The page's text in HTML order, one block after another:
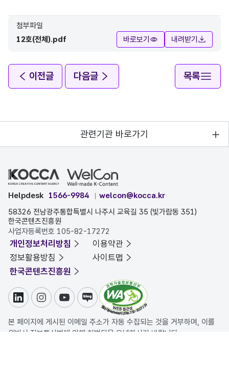
첨부파일
12호(전체).pdf
바로보기 내려받기
이전글 다음글 목록
관련기관 바로가기
Helpdesk 1566-9984
welcon@kocca.kr
58326 전남광주통합특별시 나주시 교육길 35 (빛가람동 351)
한국콘텐츠진흥원
사업자등록번호 105-82-17272
개인정보처리방침
이용약관
정보활용방침
사이트맵
한국콘텐츠진흥원
링크드인인스타그램
유튜브블로그
본 페이지에 게시된 이메일 주소가 자동 수집되는 것을 거부하며, 이를
위반시 정보통신법에 의해 처벌됨을 유념하시기 바랍니다.